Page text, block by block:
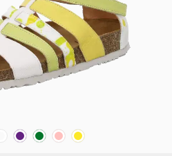
overigepaarsgroenroze geel